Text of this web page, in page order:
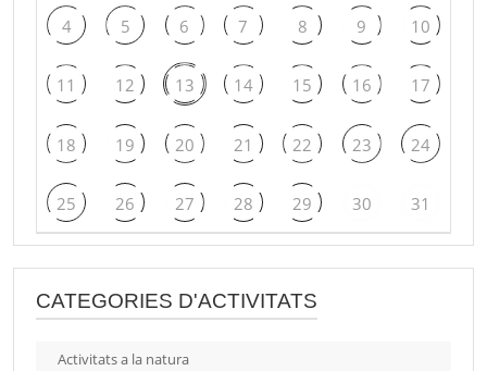
4 5 6 7 8 9 10
11 12 13 14 15 16 17
18 19 20 21 22 23 24
25 26 27 28 29 30 31
CATEGORIES D'ACTIVITATS
Activitats a la natura